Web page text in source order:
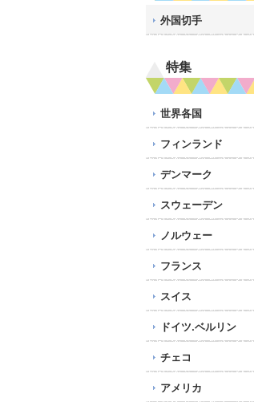
外国切手
特集
世界各国
フィンランド
デンマーク
スウェーデン
ノルウェー
フランス
スイス
ドイツ.ベルリン
チェコ
アメリカ